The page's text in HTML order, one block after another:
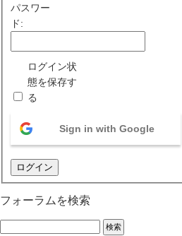
パスワー
ド:
ログイン状
態を保存す
る
Sign in with Google
ログイン
フォーラムを検索